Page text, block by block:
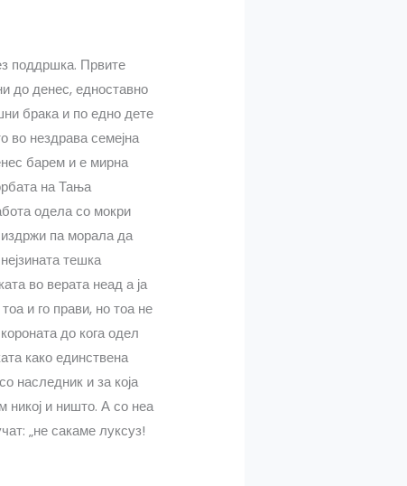
поддршка. Првите
до денес, едноставно
брака и по едно дете
во нездрава семејна
барем и е мирна
на Тања
одела со мокри
па морала да
тешка
во верата неад а ја
и го прави, но тоа не
до кога одел
како единствена
наследник и за која
никој и ништо. А со неа
„не сакаме луксуз!